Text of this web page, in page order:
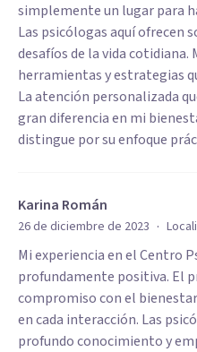
simplemente un lugar para
Las psicólogas aquí ofrecen
desafíos de la vida cotidiana.
herramientas y estrategias
La atención personalizada
gran diferencia en mi
distingue por su enfoque
Karina Román
26 de diciembre de 2023 ·
Mi experiencia en el Centro
profundamente positiva. El
compromiso con el
en cada interacción. Las
profundo conocimiento y